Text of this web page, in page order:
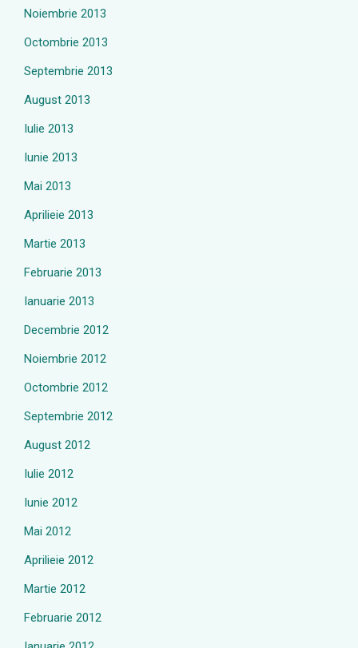
Noiembrie 2013
Octombrie 2013
Septembrie 2013
August 2013
Iulie 2013
Iunie 2013
Mai 2013
Aprilieie 2013
Martie 2013
Februarie 2013
Ianuarie 2013
Decembrie 2012
Noiembrie 2012
Octombrie 2012
Septembrie 2012
August 2012
Iulie 2012
Iunie 2012
Mai 2012
Aprilieie 2012
Martie 2012
Februarie 2012